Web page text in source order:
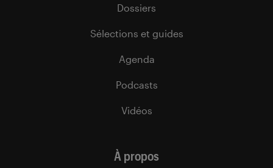
Dossiers
Sélections et guides
Agenda
Podcasts
Vidéos
À propos